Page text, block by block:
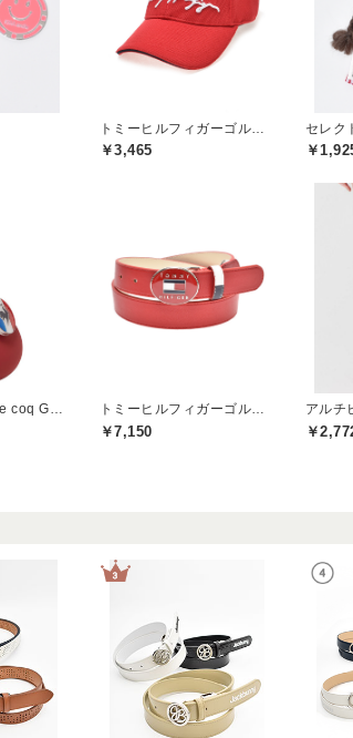
￥3,465
セレク
￥
￥7,150
アルチ
￥